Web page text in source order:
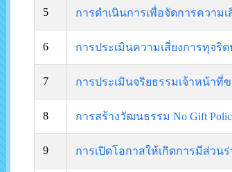
5 การดำเนินการเพื่อจัดการความ
6 การประเมินความเสี่ยงการทุจริต
7 การประเมินจริยธรรมเจ้าหน้าที่
8 การสร้างวัฒนธรรม No Gift
9 การเปิดโอกาสให้เกิดการมีส่วนร่